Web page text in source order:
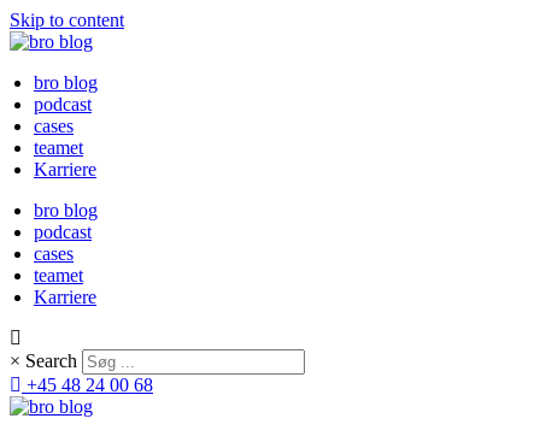
Skip to content
bro blog
podcast
cases
teamet
Karriere
bro blog
podcast
cases
teamet
Karriere
× Search
+45 48 24 00 68